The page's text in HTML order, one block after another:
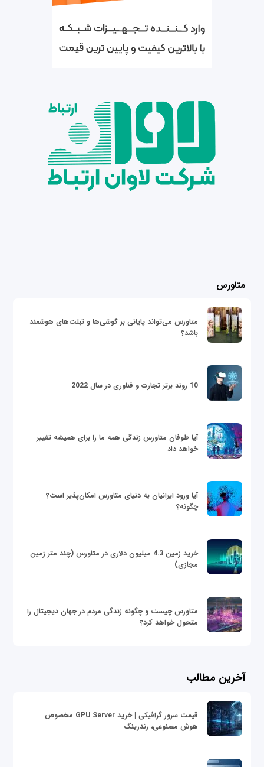
متاورس
متاورس می‌تواند پایانی بر گوشی‌ها و تبلت‌های هوشمند
باشد؟
10 روند برتر تجارت و فناوری در سال 2022
آیا طوفان متاورس زندگی همه ما را برای همیشه تغییر
خواهد داد
آیا ورود ایرانیان به دنیای متاورس امکان‌پذیر است؟
چگونه؟
خرید زمین 4.3 میلیون دلاری در متاورس (چند متر زمین
مجازی)
متاورس چیست و چگونه زندگی مردم در جهان دیجیتال را
متحول خواهد کرد؟
آخرین مطالب
قیمت سرور گرافیکی | خرید GPU Server مخصوص
هوش مصنوعی، رندرینگ